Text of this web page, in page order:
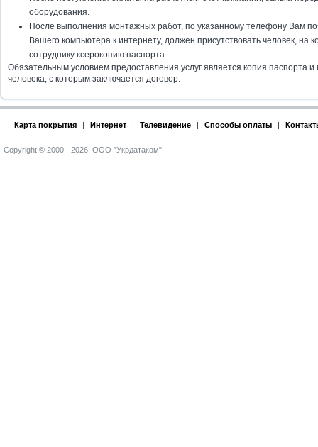
оборудования.
После выполнения монтажных работ, по указанному телефону Вам
Вашего компьютера к интернету, должен присутствовать человек,
сотруднику ксерокопию паспорта.
Обязательным условиeм предоставления услуг является копия паспорта
человека, с которым заключается договор.
Карта покрытия | Интернет | Телевидение | Способы оплаты |
Copyright © 2000 - 2026, ООО "Укрдатаком"